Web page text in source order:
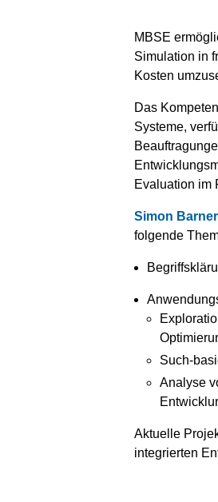
MBSE
Simulation in
Kosten
Das
Systeme,
Evaluation im
Simon Barner
folgende
Such-
Analyse
Aktuelle
integrierten